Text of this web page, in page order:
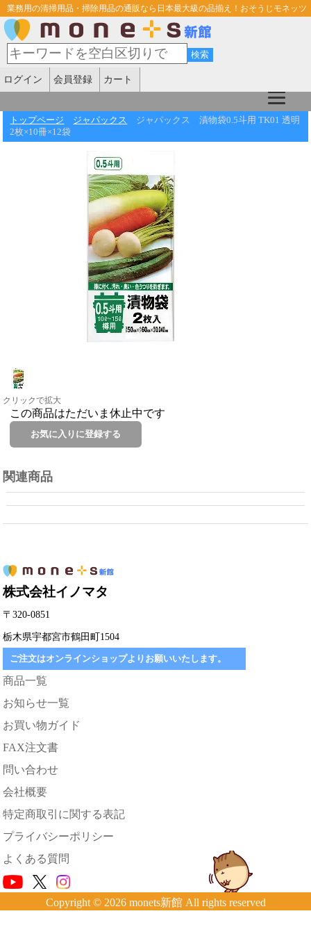
業務用の清掃用品・掃除用品の通販なら日本最大級の品揃え！おそうじモネッツ
ログイン 会員登録 カート
トップページ ジャパックス
ジャパックス 漬物袋0.5斗用 TK01 透明
2枚×10冊×12袋
クリックで拡大
この商品はただいま休止中です
関連商品
株式会社イノマタ
〒320-0851
栃木県宇都宮市鶴田町1504
ご注文はオンラインショップよりお願いいたします。
商品一覧
お知らせ一覧
お買い物ガイド
FAX注文書
問い合わせ
会社概要
特定商取引に関する表記
プライバシーポリシー
よくある質問
Copyright © 2026 monets新館 All rights reserved